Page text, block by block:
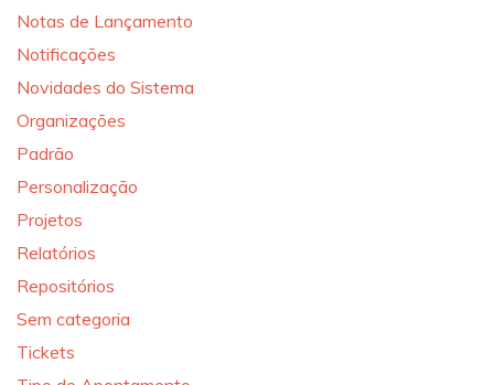
Notas de Lançamento
Notificações
Novidades do Sistema
Organizações
Padrão
Personalização
Projetos
Relatórios
Repositórios
Sem categoria
Tickets